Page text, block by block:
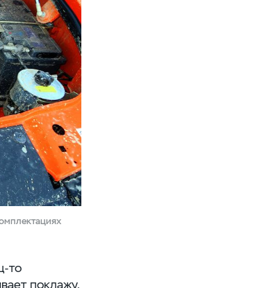
то
поклажу.